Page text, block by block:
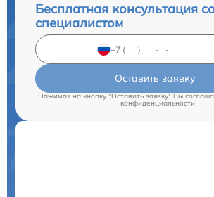
Бесплатная консультация
специалистом
Оставить заявку
Нажимая на кнопку "Оставить заявку" Вы
конфиденциальности